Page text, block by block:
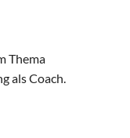
Thema
als Coach.